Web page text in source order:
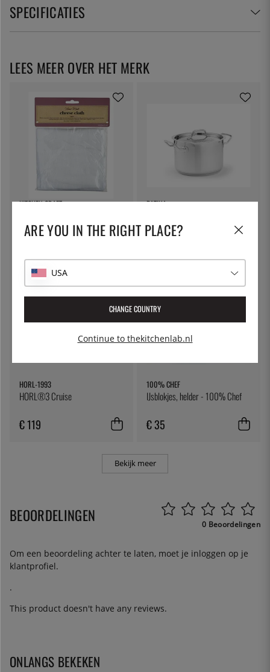
SPECIFICATIES
KITCHEN CRAFT
Craft
PATINA
5 liter - Patina
HORL-1993
HORL®3 Cruise
€ 119
100% CHEF
IJsblokjes, helder - 100% Chef
€ 35
Bekijk meer
LEES MEER OVER HET MERK
BEOORDELINGEN 0 Beoordelingen
Om een beoordeling achter te laten, moet je inloggen op je
klantprofiel.
.
This product doesn't have any reviews.
ONLANGS BEKEKEN
ARE YOU IN THE RIGHT PLACE?
USA
CHANGE COUNTRY
Continue to thekitchenlab.nl